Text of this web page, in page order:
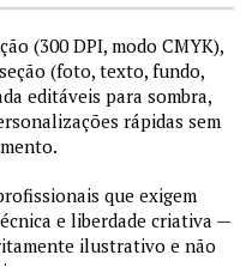
(300 DPI, modo CMYK),
(foto, texto, fundo,
editáveis para sombra,
rápidas sem
que exigem
e liberdade criativa —
ilustrativo e não